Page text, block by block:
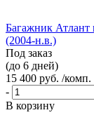
Багажник Атлант
(2004-н.в.)
Под заказ
(до 6 дней)
15 400 руб. /комп.
-
В корзину